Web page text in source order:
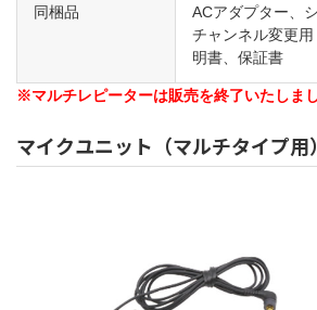
同梱品
ACアダプター、
チャンネル変更
明書、保証書
※マルチレピーターは販売を終了いたしまし
マイクユニット（マルチタイプ用）